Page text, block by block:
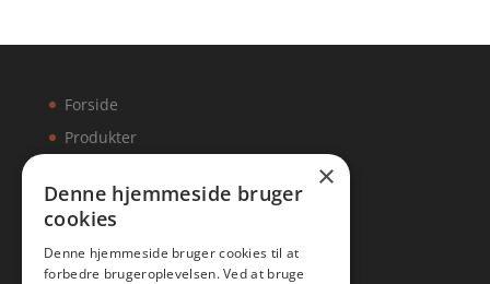
Forside
Produkter
Artikler
×
Denne hjemmeside bruger
cookies
Denne hjemmeside bruger cookies til at
forbedre brugeroplevelsen. Ved at bruge